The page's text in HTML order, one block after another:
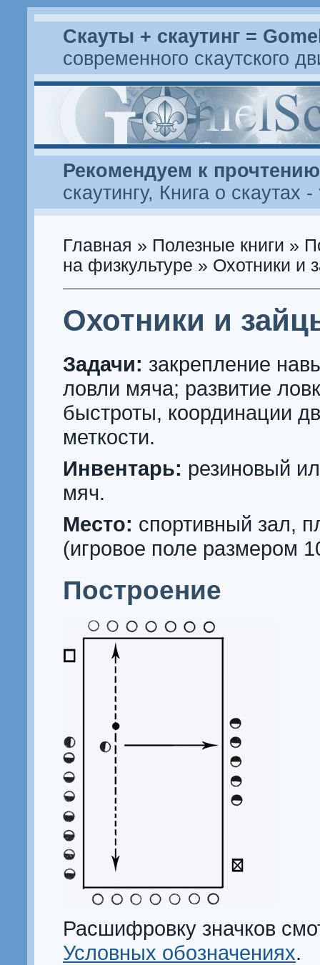
Скауты + скаутинг =
современного скаутского
Рекомендуем к прочтению
скаутингу, Книга о скаутах -
Главная » Полезные книги »
на физкультуре » Охотники и
Охотники и
Задачи: закрепление
ловли мяча; развитие
быстроты, координации
меткости.
Инвентарь: резиновый
мяч.
Место: спортивный зал,
(игровое поле размером
Построение
Расшифровку значков
Условных обозначениях.